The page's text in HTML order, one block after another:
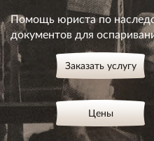
Помощь юриста по
документов для
Заказать услугу
Цены